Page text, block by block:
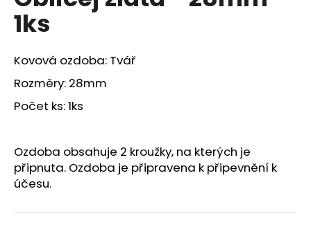
0,0
hvězdiček.
1ks
Kovová ozdoba: Tvář
Rozměry: 28mm
Počet ks: 1ks
Ozdoba obsahuje 2 kroužky, na kterých je
připnuta. Ozdoba je připravena k připevnění k
účesu.
a
j
í
t
?
HLEDAT